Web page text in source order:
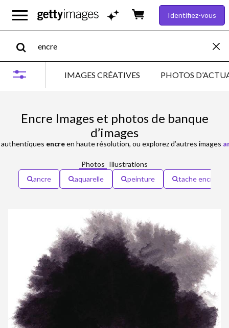
Identifiez-vous
IMAGES CRÉATIVES PHOTOS
Encre Images et photos de banque
d’images
authentiques encreen haute résolution, ou explorez d’autres images
Photos Illustrations
ancre
aquarelle peinture tache encre